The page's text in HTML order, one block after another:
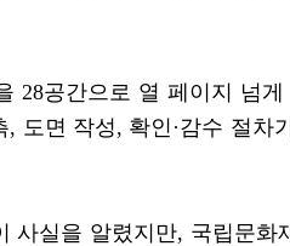
28공간으로 열 페이지 넘
도면 작성, 확인·감수 절차
실을 알렸지만, 국립문화